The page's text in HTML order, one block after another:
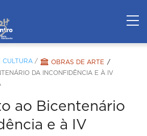
CULTURA /
OBRAS DE ARTE
DA INCONFIDÊNCIA E À IV
ao Bicentenário
e à IV